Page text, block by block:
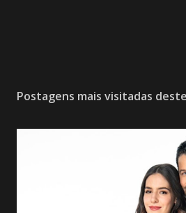
Postagens mais visitadas